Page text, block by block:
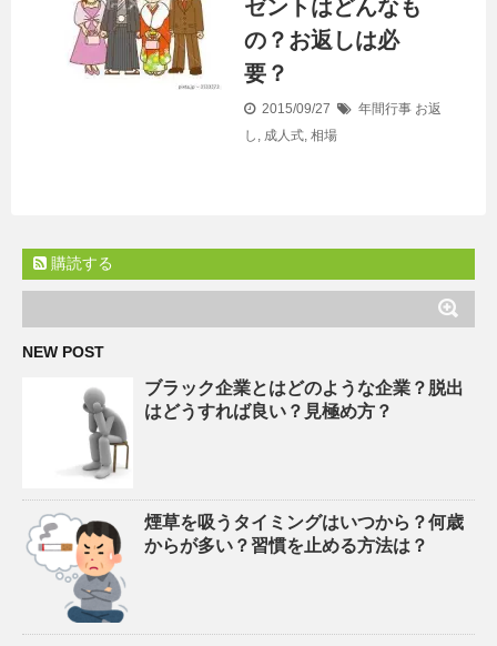
ゼントはどんなも
の？お返しは必
要？
2015/09/27 年間行事 お返
し , 成人式, 相場
購読する
NEW POST
ブラック企業とはどのような企業？脱出
はどうすれば良い？見極め方？
煙草を吸うタイミングはいつから？何歳
からが多い？習慣を止める方法は？